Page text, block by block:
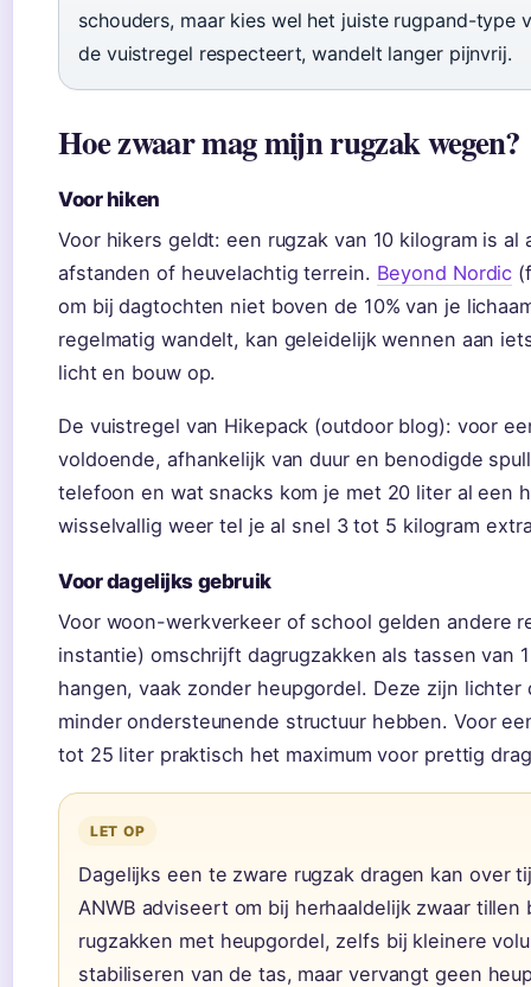
schouders, maar kies wel het juiste rugpand-type
de vuistregel respecteert, wandelt langer pijnvrij.
Hoe zwaar mag mijn rugzak wegen?
Voor hiken
Voor hikers geldt: een rugzak van 10 kilogram is
afstanden of heuvelachtig terrein. Beyond Nordic
om bij dagtochten niet boven de 10% van je
regelmatig wandelt, kan geleidelijk wennen aan
licht en bouw op.
De vuistregel van Hikepack (outdoor blog): voor
voldoende, afhankelijk van duur en benodigde
telefoon en wat snacks kom je met 20 liter al een
wisselvallig weer tel je al snel 3 tot 5 kilogram
Voor dagelijks gebruik
Voor woon-werkverkeer of school gelden andere
instantie) omschrijft dagrugzakken als tassen van
hangen, vaak zonder heupgordel. Deze zijn
minder ondersteunende structuur hebben. Voor
tot 25 liter praktisch het maximum voor prettig
LET OP
Dagelijks een te zware rugzak dragen kan over
ANWB adviseert om bij herhaaldelijk zwaar
rugzakken met heupgordel, zelfs bij kleinere
stabiliseren van de tas, maar vervangt geen